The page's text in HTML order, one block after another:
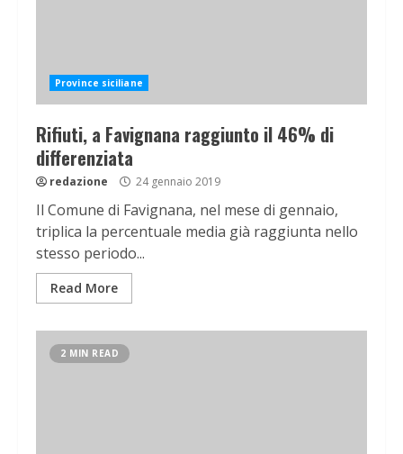
Province siciliane
Rifiuti, a Favignana raggiunto il 46% di
differenziata
redazione 24 gennaio 2019
Il Comune di Favignana, nel mese di gennaio,
triplica la percentuale media già raggiunta nello
stesso periodo...
Read More
2 MIN READ